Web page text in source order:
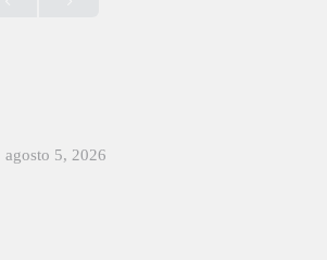
agosto 5, 2026